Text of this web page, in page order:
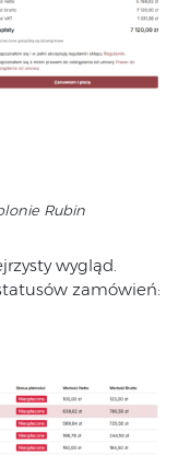
Rubin
wygląd.
zamówień: